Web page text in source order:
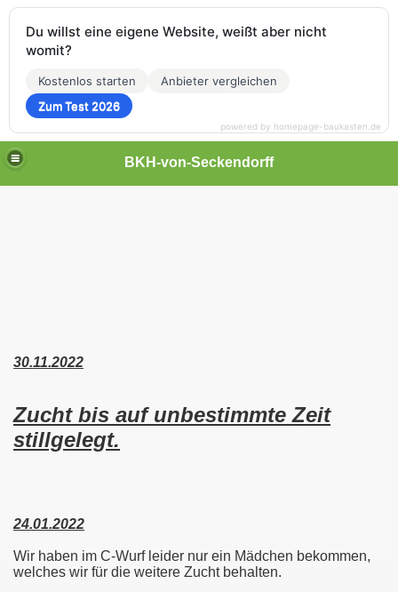
BKH-von-Seckendorff
30.11.2022
Zucht bis auf unbestimmte Zeit
stillgelegt.
24.01.2022
Wir haben im C-Wurf leider nur ein Mädchen bekommen,
welches wir für die weitere Zucht behalten.
Du willst eine eigene Website, weißt aber nicht
womit?
Kostenlos starten
Anbieter vergleichen
Zum Test 2026
powered by homepage-baukasten.de